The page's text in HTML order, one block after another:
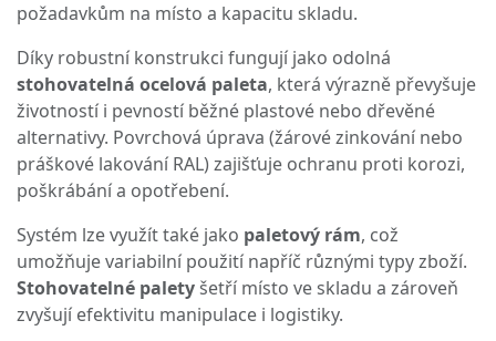
požadavkům na místo a kapacitu skladu.
Díky robustní konstrukci fungují jako odolná
stohovatelná ocelová paleta, která výrazně převyšuje
životností i pevností běžné plastové nebo dřevěné
alternativy. Povrchová úprava (žárové zinkování nebo
práškové lakování RAL) zajišťuje ochranu proti korozi,
poškrábání a opotřebení.
Systém lze využít také jako paletový rám, což
umožňuje variabilní použití napříč různými typy zboží.
Stohovatelné paletyšetří místo ve skladu a zároveň
zvyšují efektivitu manipulace i logistiky.